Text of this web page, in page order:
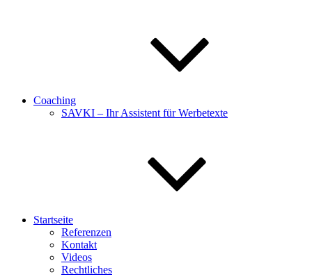
Coaching
SAVKI – Ihr Assistent für Werbetexte
Startseite
Referenzen
Kontakt
Videos
Rechtliches